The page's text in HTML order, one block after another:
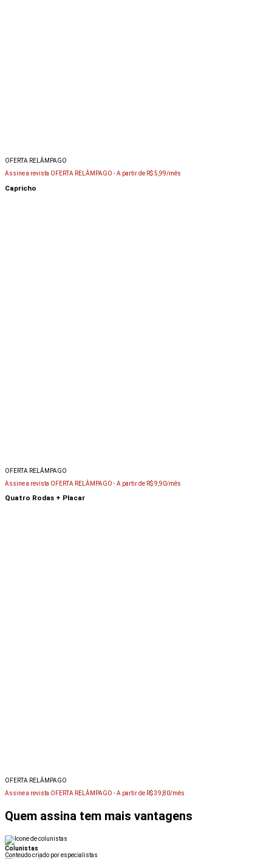
OFERTA RELÂMPAGO
Assine a revista OFERTA RELÂMPAGO -A partir de R$ 5,99/mês
Capricho
OFERTA RELÂMPAGO
Assine a revista OFERTA RELÂMPAGO -A partir de R$ 9,90/mês
Quatro Rodas + Placar
OFERTA RELÂMPAGO
Assine a revista OFERTA RELÂMPAGO -A partir de R$ 39,80/mês
Quem assina tem mais vantagens
Colunistas
Conteúdo criado por especialistas